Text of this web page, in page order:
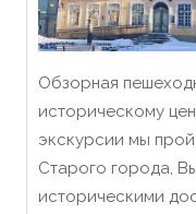
Обзорная
историческому
экскурсии мы
Старого города,
историческими